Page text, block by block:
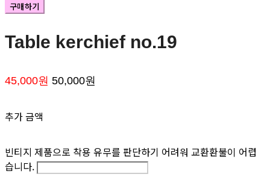
구매하기
Table kerchief no.19
45,000원 50,000원
추가 금액
빈티지 제품으로 착용 유무를 판단하기 어려워 교환환불이 어렵
습니다.